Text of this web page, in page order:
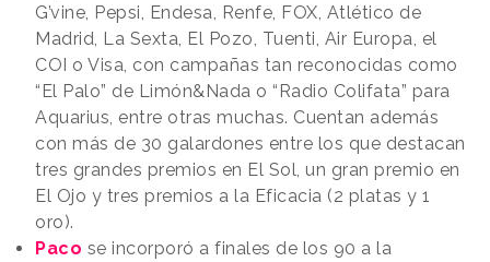
G’vine, Pepsi, Endesa, Renfe, FOX, Atlético de
Madrid, La Sexta, El Pozo, Tuenti, Air Europa, el
COI o Visa, con campañas tan reconocidas como
“El Palo” de Limón&Nada o “Radio Colifata” para
Aquarius, entre otras muchas. Cuentan además
con más de 30 galardones entre los que destacan
tres grandes premios en El Sol, un gran premio en
El Ojo y tres premios a la Eficacia (2 platas y 1
oro).
Paco se incorporó a finales de los 90 a la